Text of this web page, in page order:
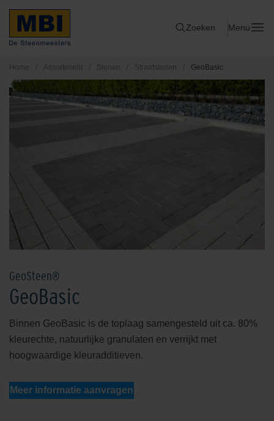
Zoeken Menu
Home / Assortiment / Stenen / Straatstenen / GeoBasic
GeoSteen®
GeoBasic
Binnen GeoBasic is de toplaag samengesteld uit ca. 80%
kleurechte, natuurlijke granulaten en verrijkt met
hoogwaardige kleuradditieven.
Meer informatie aanvragen